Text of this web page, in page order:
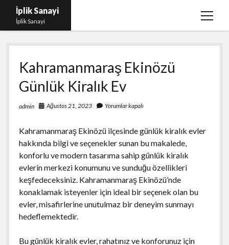
İplik Sanayi
İplik Sanayi
menüyü
Facebook Beğeni Arttırma Bedava
Igtv Yorum Çoğaltma Şifresiz
Instagram Beğeni Satın Al Türk
Linkedin Beğeni Atma Parasız
Sayfa Listesi
Kahramanmaraş Ekinözü
Günlük Kiralık Ev
admin Ağustos 21, 2023 Yorumlar kapalı
Kahramanmaraş Ekinözü ilçesinde günlük kiralık evler
hakkında bilgi ve seçenekler sunan bu makalede,
konforlu ve modern tasarıma sahip günlük kiralık
evlerin merkezi konumunu ve sunduğu özellikleri
keşfedeceksiniz. Kahramanmaraş Ekinözü’nde
konaklamak isteyenler için ideal bir seçenek olan bu
evler, misafirlerine unutulmaz bir deneyim sunmayı
hedeflemektedir.
Bu günlük kiralık evler, rahatınız ve konforunuz için